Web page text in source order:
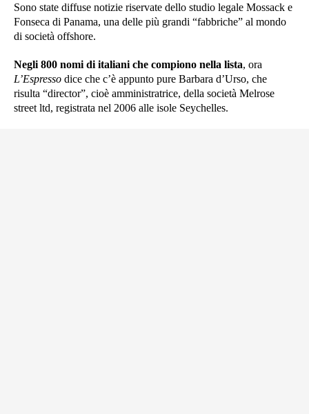
Sono state diffuse notizie riservate dello studio legale Mossack e
Fonseca di Panama, una delle più grandi “fabbriche” al mondo
di società offshore.
Negli 800 nomi di italiani che compiono nella lista, ora
L’Espresso dice che c’è appunto pure Barbara d’Urso, che
risulta “director”, cioè amministratrice, della società Melrose
street ltd, registrata nel 2006 alle isole Seychelles.